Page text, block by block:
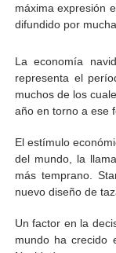
máxima expresión
difundido por
La economía
representa el
muchos de los
año en torno a ese
El estímulo
del mundo, la
más temprano.
nuevo diseño de
Un factor en la
mundo ha crecido